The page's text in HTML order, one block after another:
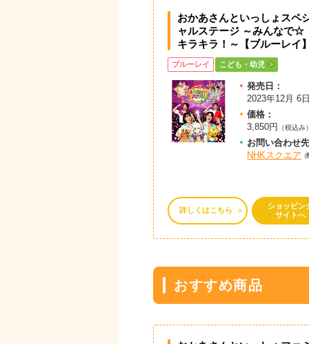
おかあさんといっしょスペ
ャルステージ ～みんなで☆
キラキラ！～【ブルーレイ
ブルーレイ こども・幼児
発売日：
2023年12月 6
価格：
3,850円
（税込み
お問い合わせ
NHKスクエア
詳しくはこちら
ショッピン
サイトへ
おすすめ商品